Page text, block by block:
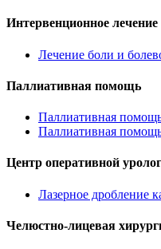
Интервенционное лечение
Лечение боли и
Паллиативная помощь
Паллиативная
Паллиативная
Центр оперативной
Лазерное дробление
Челюстно-лицевая